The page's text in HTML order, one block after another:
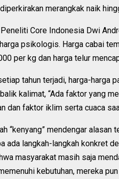
merangkak naik
Core Indonesia Dwi
psikologis. Harga cabai
per kg dan harga telur
tahun terjadi, harga-harga
kalimat, “Ada faktor yang
dan faktor iklim serta cuaca
“kenyang” mendengar
ada langkah-langkah konkret
masyarakat masih saja
kebutuhan, mereka